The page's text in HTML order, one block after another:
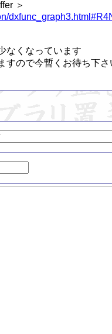
なくなっています
すので今暫くお待ち下さ